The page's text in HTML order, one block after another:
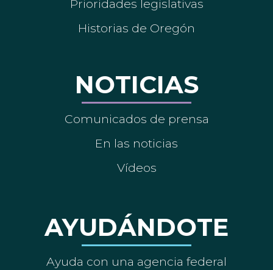
Prioridades legislativas
Historias de Oregón
NOTICIAS
Comunicados de prensa
En las noticias
Vídeos
AYUDÁNDOTE
Ayuda con una agencia federal